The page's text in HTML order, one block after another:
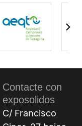
Contacte con
exposolidos
C/ Francisco